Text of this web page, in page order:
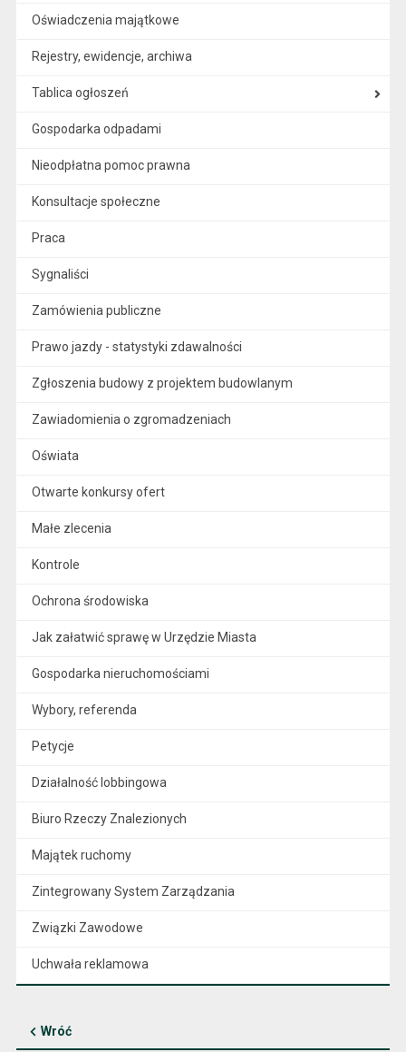
Oświadczenia majątkowe
Rejestry, ewidencje, archiwa
Tablica ogłoszeń
Gospodarka odpadami
Nieodpłatna pomoc prawna
Konsultacje społeczne
Praca
Sygnaliści
Zamówienia publiczne
Prawo jazdy - statystyki zdawalności
Zgłoszenia budowy z projektem budowlanym
Zawiadomienia o zgromadzeniach
Oświata
Otwarte konkursy ofert
Małe zlecenia
Kontrole
Ochrona środowiska
Jak załatwić sprawę w Urzędzie Miasta
Gospodarka nieruchomościami
Wybory, referenda
Petycje
Działalność lobbingowa
Biuro Rzeczy Znalezionych
Majątek ruchomy
Zintegrowany System Zarządzania
Związki Zawodowe
Uchwała reklamowa
Wróć